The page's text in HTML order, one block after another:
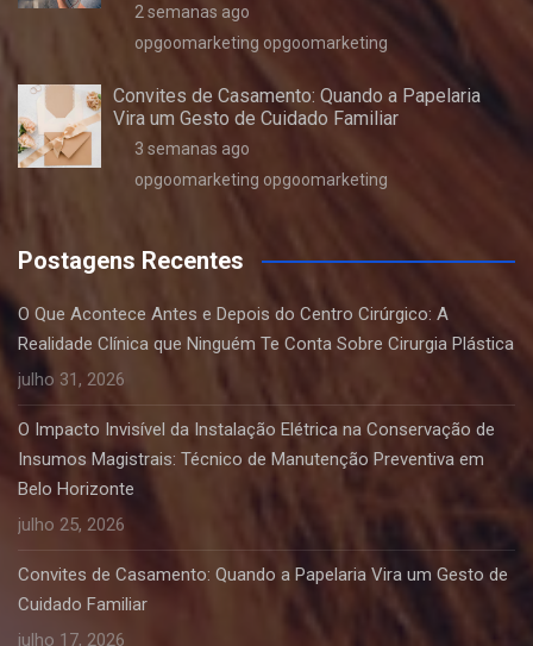
2 semanas ago
opgoomarketing opgoomarketing
Convites de Casamento: Quando a Papelaria
Vira um Gesto de Cuidado Familiar
3 semanas ago
opgoomarketing opgoomarketing
Postagens Recentes
O Que Acontece Antes e Depois do Centro Cirúrgico: A
Realidade Clínica que Ninguém Te Conta Sobre Cirurgia Plástica
julho 31, 2026
O Impacto Invisível da Instalação Elétrica na Conservação de
Insumos Magistrais: Técnico de Manutenção Preventiva em
Belo Horizonte
julho 25, 2026
Convites de Casamento: Quando a Papelaria Vira um Gesto de
Cuidado Familiar
julho 17, 2026